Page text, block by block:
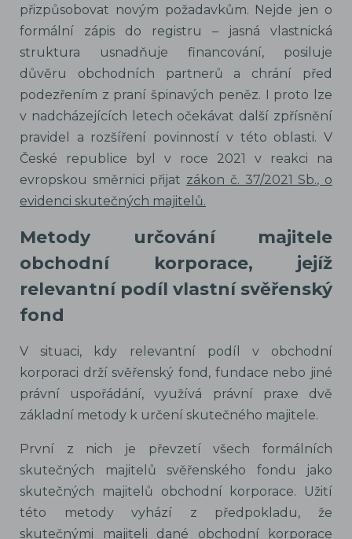
přizpůsobovat novým požadavkům. Nejde jen o
formální zápis do registru – jasná vlastnická
struktura usnadňuje financování, posiluje
důvěru obchodních partnerů a chrání před
podezřením z praní špinavých peněz. I proto lze
v nadcházejících letech očekávat další zpřísnění
pravidel a rozšíření povinností v této oblasti. V
České republice byl v roce 2021 v reakci na
evropskou směrnici přijat zákon č. 37/2021 Sb., o
evidenci skutečných majitelů.
Metody určování majitele
obchodní korporace, jejíž
relevantní podíl vlastní svěřenský
fond
V situaci, kdy relevantní podíl v obchodní
korporaci drží svěřenský fond, fundace nebo jiné
právní uspořádání, využívá právní praxe dvě
základní metody k určení skutečného majitele.
První z nich je převzetí všech formálních
skutečných majitelů svěřenského fondu jako
skutečných majitelů obchodní korporace. Užití
této metody vyhází z předpokladu, že
skutečnými majiteli dané obchodní korporace